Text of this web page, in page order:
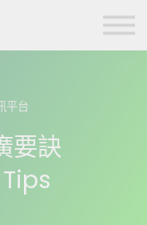
劃
平台
要訣